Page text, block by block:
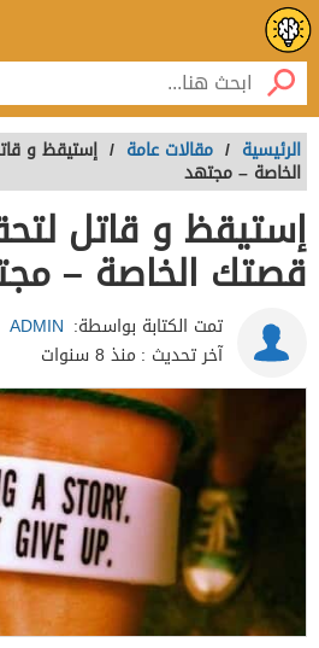
الرئيسية / مقالات عامة / إستيقظ و
الخاصة – مجتهد
إستيقظ و قاتل
قصتك الخاصة –
تمت الكتابة بواسطة: ADMIN
آخر تحديث : منذ 8 سنوات